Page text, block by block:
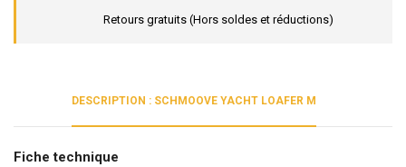
Retours gratuits (Hors soldes et réductions)
DESCRIPTION : SCHMOOVE YACHT LOAFER M
Fiche technique